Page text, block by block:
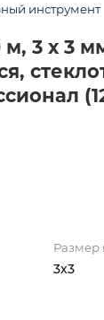
инструмент
м, 3 х 3
Размер
3х3